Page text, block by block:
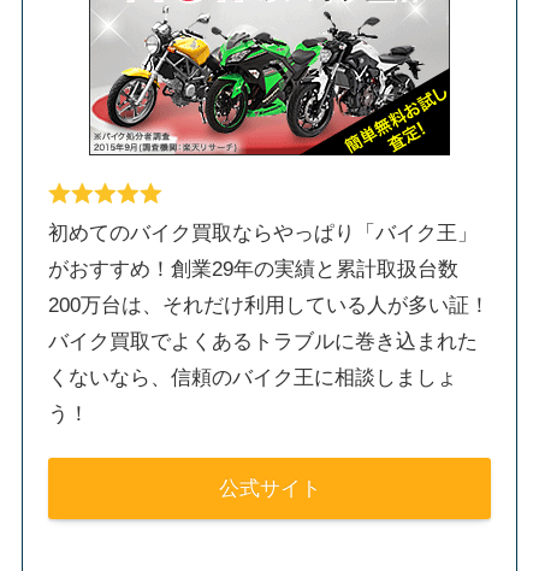
初めてのバイク買取ならやっぱり「バイク王」
がおすすめ！創業29年の実績と累計取扱台数
200万台は、それだけ利用している人が多い証！
バイク買取でよくあるトラブルに巻き込まれた
くないなら、信頼のバイク王に相談しましょ
う！
公式サイト